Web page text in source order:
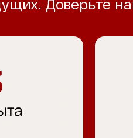
Доверьте